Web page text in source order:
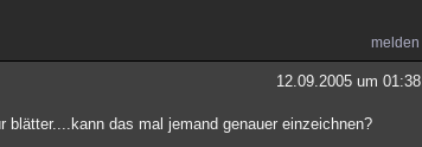
melden
12.09.2005 um 01:38
das mal jemand genauer einzeichnen?